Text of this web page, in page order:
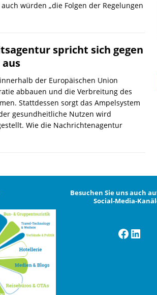
würden „die Folgen der Regelungen
spricht sich gegen
der Europäischen Union
abbauen und die Verbreitung des
Stattdessen sorgt das Ampelsystem
gesundheitliche Nutzen wird
Wie die Nachrichtenagentur
Besuchen Sie uns auch
Social-Media-